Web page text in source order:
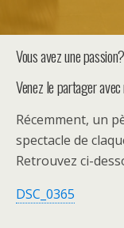
Vous avez une
Venez le partager avec
Récemment, un
spectacle de
Retrouvez ci-
DSC_0365